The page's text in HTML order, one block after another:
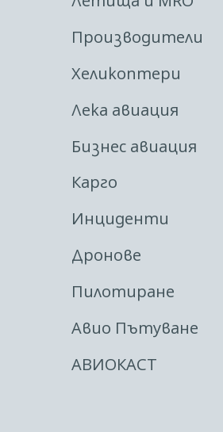
Производители
Хеликоптери
Лека авиация
Бизнес авиация
Карго
Инциденти
Дронове
Пилотиране
Авио Пътуване
АВИОКАСТ